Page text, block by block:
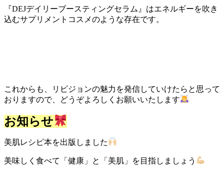
『DEJデイリーブースティングセラム』はエネルギーを吹き
込むサプリメントコスメのような存在です。
これからも、リビジョンの魅力を発信していけたらと思って
おりますので、どうぞよろしくお願いいたします
お知らせ
美肌レシピ本を出版しました
美味しく食べて「健康」と「美肌」を目指しましょう